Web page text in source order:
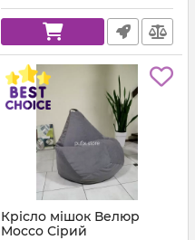
Крісло мішок Велюр
Mocco Сірий